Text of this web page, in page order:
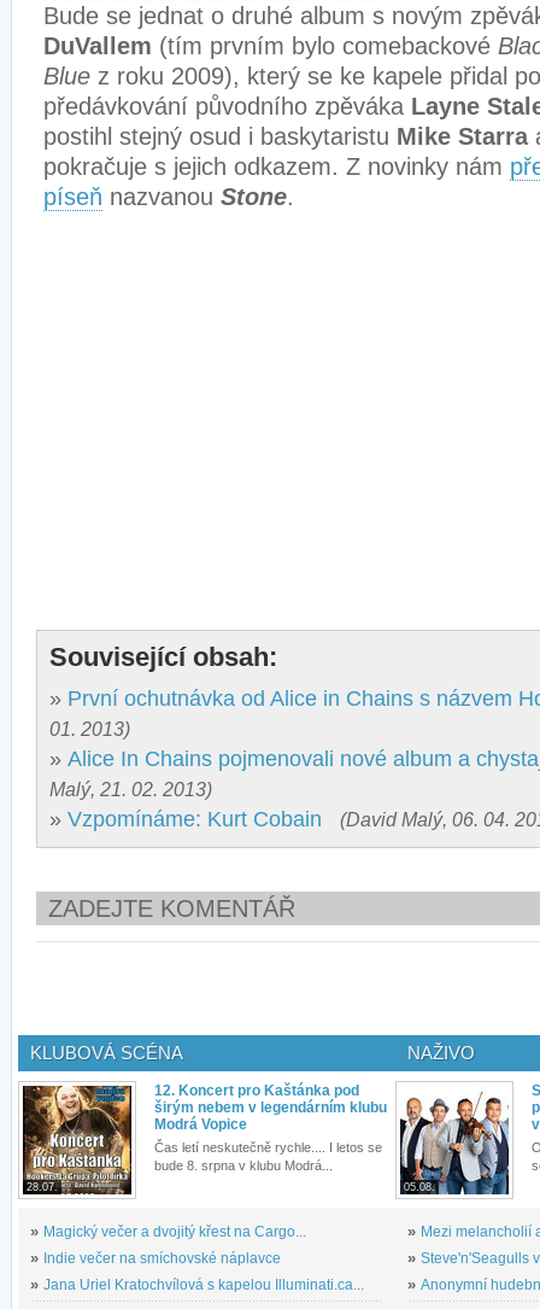
Bude se jednat o druhé album s novým
DuVallem (tím prvním bylo comebackové
Blue z roku 2009), který se ke kapele přidal
předávkování původního zpěváka Layne
postihl stejný osud i baskytaristu Mike Starra
pokračuje s jejich odkazem. Z novinky nám
píseň nazvanou Stone.
Související obsah:
» První ochutnávka od Alice in Chains s názvem
01. 2013)
» Alice In Chains pojmenovali nové album a
Malý, 21. 02. 2013)
» Vzpomínáme: Kurt Cobain (David Malý, 06. 04.
ZADEJTE KOMENTÁŘ
KLUBOVÁ SCÉNA
28.07.
12. Koncert pro Kaštánka pod
širým nebem v legendárním klubu
Modrá Vopice
Čas letí neskutečně rychle.... I letos se
bude 8. srpna v klubu Modrá...
» Magický večer a dvojitý křest na Cargo...
» Indie večer na smíchovské náplavce
» Jana Uriel Kratochvílová s kapelou Illuminati.ca...
NAŽIVO
05.08.
» Mezi melancholií
» Steve'n'Seagulls
» Anonymní